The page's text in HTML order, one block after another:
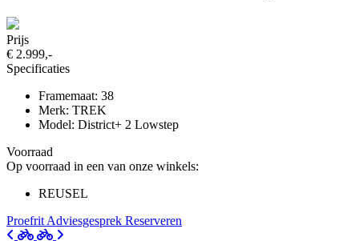
Prijs
€ 2.999,-
Specificaties
Framemaat: 38
Merk: TREK
Model: District+ 2 Lowstep
Voorraad
Op voorraad in een van onze winkels:
REUSEL
Proefrit Adviesgesprek Reserveren